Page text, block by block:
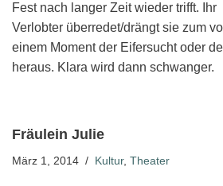
Fest nach langer Zeit wieder trifft. Ihr
Verlobter überredet/drängt sie zum
einem Moment der Eifersucht oder
heraus. Klara wird dann schwanger.
Fräulein Julie
März 1, 2014 Kultur, Theater